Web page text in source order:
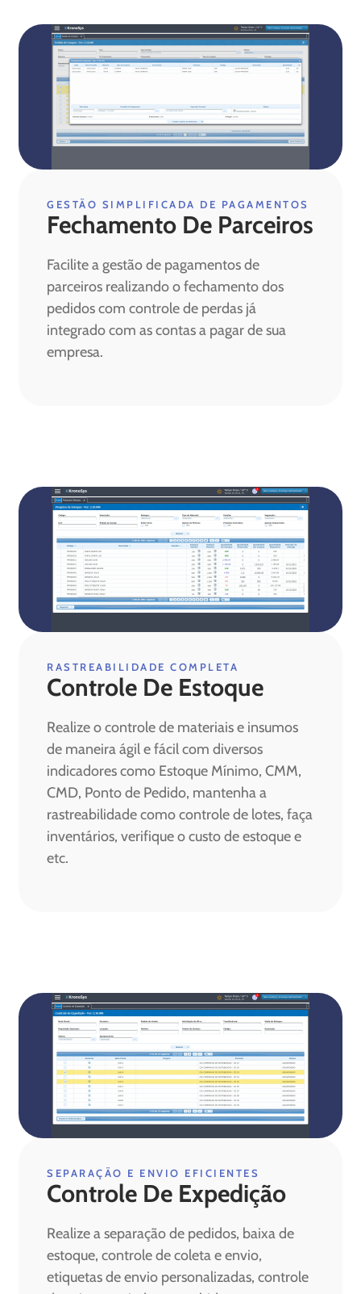
GESTÃO SIMPLIFICADA DE PAGAMENTOS
Fechamento De Parceiros
Facilite a gestão de pagamentos de
parceiros realizando o fechamento dos
pedidos com controle de perdas já
integrado com as contas a pagar de sua
empresa.
RASTREABILIDADE COMPLETA
Controle De Estoque
Realize o controle de materiais e insumos
de maneira ágil e fácil com diversos
indicadores como Estoque Mínimo, CMM,
CMD, Ponto de Pedido, mantenha a
rastreabilidade como controle de lotes, faça
inventários, verifique o custo de estoque e
etc.
SEPARAÇÃO E ENVIO EFICIENTES
Controle De Expedição
Realize a separação de pedidos, baixa de
estoque, controle de coleta e envio,
etiquetas de envio personalizadas, controle